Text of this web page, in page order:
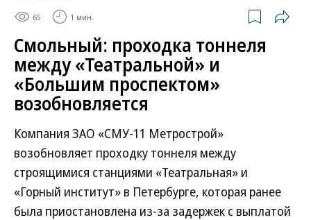
65 1 мин.
Смольный: проходка тоннеля
между «Театральной» и
«Большим проспектом»
возобновляется
Компания ЗАО «СМУ-11 Метрострой»
возобновляет проходку тоннеля между
строящимися станциями «Театральная» и
«Горный институт» в Петербурге, которая ранее
была приостановлена из-за задержек с выплатой